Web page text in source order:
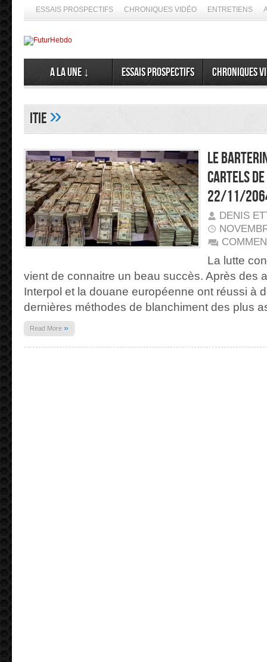
ESSAIS PROSPECTIFS CHRONIQUES VIDÉO ENTRETIENS
A la Une ↓ Essais prospectifs Chroniques
ITIE»
Le
cartels
22/11/
DENIS
La lutte
vient de connaitre un beau succès. Après des
Interpol et la douane européenne ont réussi à
dernières méthodes de blanchiment des plus
Read More »